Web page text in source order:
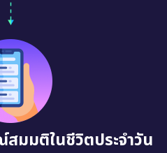
มมติในชีวิตประจำวัน